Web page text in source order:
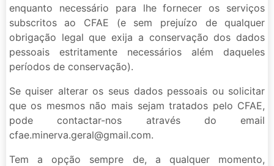
enquanto necessário para lhe fornecer os serviços
subscritos ao CFAE (e sem prejuízo de qualquer
obrigação legal que exija a conservação dos dados
pessoais estritamente necessários além daqueles
períodos de conservação).
Se quiser alterar os seus dados pessoais ou solicitar
que os mesmos não mais sejam tratados pelo CFAE,
pode contactar-nos através do email
cfae.minerva.geral@gmail.com.
Tem a opção sempre de, a qualquer momento,